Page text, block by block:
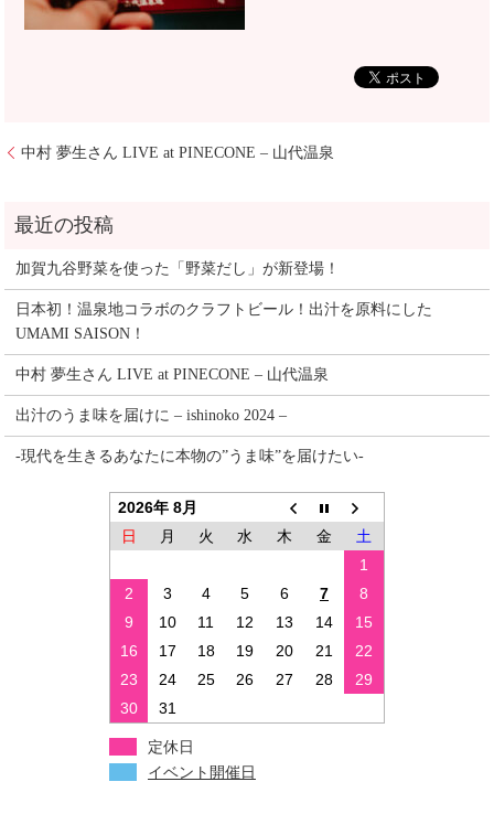
中村 夢生さん LIVE at PINECONE – 山代温泉
加賀九谷野菜を使った「野菜だし」が新登場！
日本初！温泉地コラボのクラフトビール！出汁を原料にした
UMAMI SAISON！
中村 夢生さん LIVE at PINECONE – 山代温泉
出汁のうま味を届けに – ishinoko 2024 –
-現代を生きるあなたに本物の”うま味”を届けたい-
2026年 8月
日
月 火 水 木 金
土
1
2
3 4 5 6 7
8
9
10 11 12 13 14
15
16
17 18 19 20 21
22
23
24 25 26 27 28
29
30
31
定休日
イベント開催日